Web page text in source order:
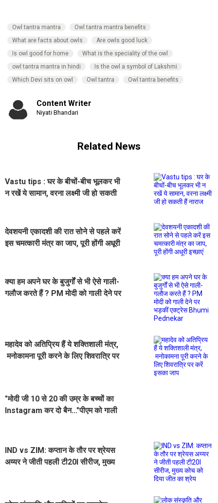
Owl tantra mantra
Owl tantra mantra benefits
What are facts about owls
Are owls good luck
Is owl good for home
What is the speciality of the owl
owl tantra mantra in hindi
Is the owl a symbol of Lakshmi
Which Devi sits on owl
Owl tantra Owl tantra benefits
Content Writer
Niyati Bhandari
Related News
Vastu tips : घर के बीचों-बीच भूलकर भी
न रखें ये सामान, वरना लक्ष्मी जी हो सकती
देवशयनी एकादशी की रात सोने से पहले करें
इस चमत्कारी मंत्र का जाप, पूरी होंगी अधूरी
क्या हम अपने घर के बुजुर्गों से भी ऐसे गाली-
गलौज करते हैं ? PM मोदी को गाली देने पर
महादेव को अतिप्रिय हैं ये शक्तिशाली मंत्र,
मनोकामना पूरी करने के लिए शिवरात्रि पर
"मोदी जी 10 से 20 की उम्र के बच्चों का
Instagram कर दो बैन..."पीएम को गाली
IND vs ZIM: कप्तान के तौर पर श्रेयस
अय्यर ने जीती पहली टी20I सीरीज, मुख्य